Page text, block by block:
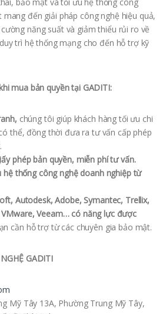
mang đến giải pháp công nghệ hiệu quả,
năng suất và giảm thiểu rủi ro về
trì hệ thống mạng cho đến hỗ trợ kỹ
mua bản quyền tại GADITI:
chúng tôi giúp khách hàng tối ưu chi
thể, đồng thời đưa ra tư vấn cấp phép
phép bản quyền, miễn phí tư vấn.
hệ thống công nghệ doanh nghiệp từ
Autodesk, Adobe, Symantec, Trellix,
Veeam… có năng lực được
cần hỗ trợ từ các chuyên gia bảo mật.
GADITI
Mỹ Tây 13A, Phường Trung Mỹ Tây,